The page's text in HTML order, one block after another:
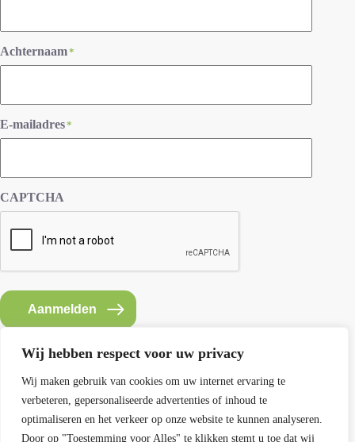
Wij hebben respect voor uw privacy
Wij maken gebruik van cookies om uw internet ervaring te
verbeteren, gepersonaliseerde advertenties of inhoud te
optimaliseren en het verkeer op onze website te kunnen analyseren.
Door op "Toestemming voor Alles" te klikken stemt u toe dat wij
Achternaam*
E-mailadres*
CAPTCHA
Aanmelden
Contact SEMH
E: info@semh.info